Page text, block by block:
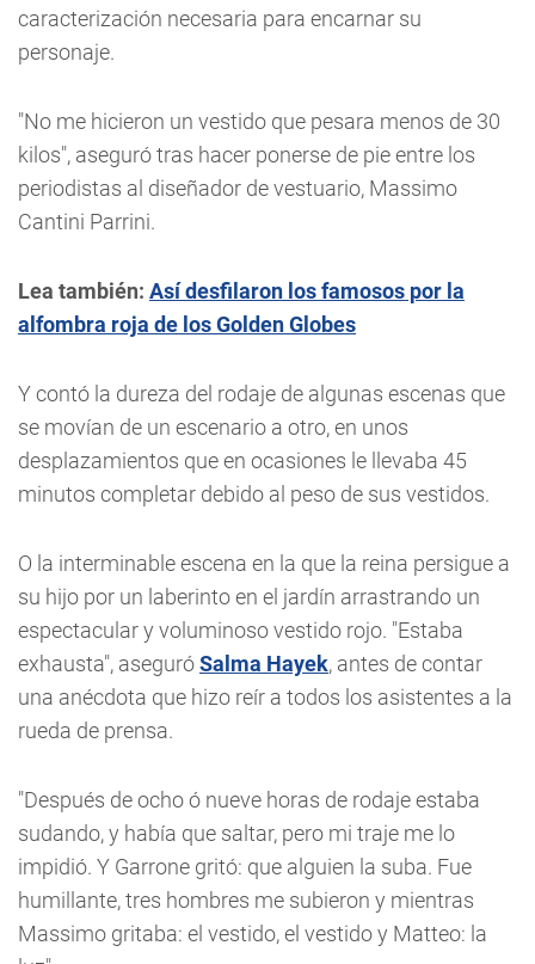
caracterización necesaria para encarnar su
personaje.
"No me hicieron un vestido que pesara menos de 30
kilos", aseguró tras hacer ponerse de pie entre los
periodistas al diseñador de vestuario, Massimo
Cantini Parrini.
Lea también: Así desfilaron los famosos por la
alfombra roja de los Golden Globes
Y contó la dureza del rodaje de algunas escenas que
se movían de un escenario a otro, en unos
desplazamientos que en ocasiones le llevaba 45
minutos completar debido al peso de sus vestidos.
O la interminable escena en la que la reina persigue a
su hijo por un laberinto en el jardín arrastrando un
espectacular y voluminoso vestido rojo. "Estaba
exhausta", aseguróSalma Hayek, antes de contar
una anécdota que hizo reír a todos los asistentes a la
rueda de prensa.
"Después de ocho ó nueve horas de rodaje estaba
sudando, y había que saltar, pero mi traje me lo
impidió. Y Garrone gritó: que alguien la suba. Fue
humillante, tres hombres me subieron y mientras
Massimo gritaba: el vestido, el vestido y Matteo: la